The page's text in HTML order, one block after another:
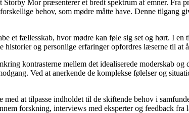
Mor præsenterer et bredt spektrum af emner. Fra
behov, som mødre måtte have. Denne
et fællesskab, hvor mødre kan føle sig set og hørt. I
og personlige erfaringer opfordres læserne til at
kontrasterne mellem det idealiserede moderskab
Ved at anerkende de komplekse følelser og
at tilpasse indholdet til de skiftende behov i
forskning, interviews med eksperter og feedback